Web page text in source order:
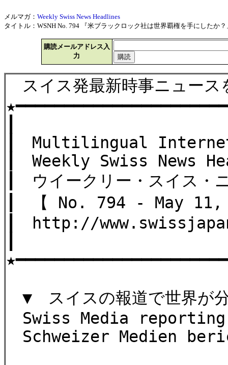
メルマガ： Weekly Swiss News Headlines
タイトル：WSNH No. 794 『米ブラックロック社は世界覇権を手にしたか
購読メールアドレス入
力
スイス発最新時事ニュース
┃ Multilingual
┃ Weekly Swiss News
┃ ウイークリー・スイス・
┃ 【 No. 794 - May
┃ http://
▼ スイスの報道で世界が
Swiss Media
Schweizer Medien